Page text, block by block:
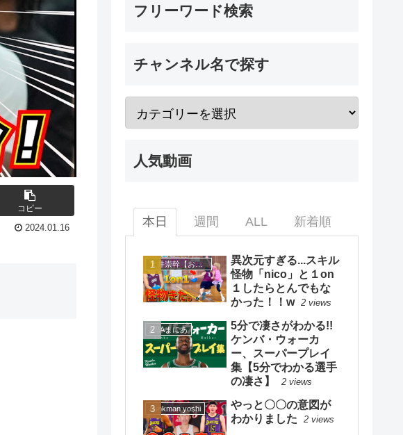
コピー
2024.01.16
フリーワード検索
チャンネル名で探す
人気動画
本日 週間 ALL 新着順
大井崇幹【おおいたかよし】
異次元すぎる...スキル
怪物「nico」と１on
１したらとんでもな
かった！！w 2 views
NBAまにあ
5分で凄さがわかる!!
ケンバ・ウォーカ
ー、スーパープレイ
集【5分でわかる選手
の凄さ】
2 views
dunkman yoshi
やっと〇〇の意図が
わかりました
2 views